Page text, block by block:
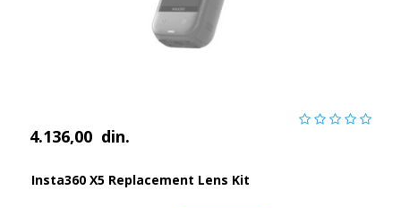
4.136,00 din.
Insta360 X5 Replacement Lens Kit